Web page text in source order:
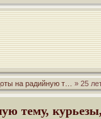
на радийную т… » 25
тему,